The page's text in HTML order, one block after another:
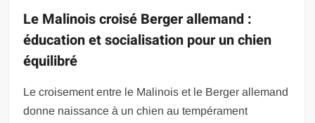
Le Malinois croisé Berger allemand :
éducation et socialisation pour un chien
équilibré
Le croisement entre le Malinois et le Berger allemand
donne naissance à un chien au tempérament